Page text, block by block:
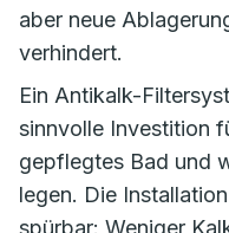
aber neue
verhindert.
Ein Antikalk-
sinnvolle Investition
gepflegtes Bad und
legen. Die
spürbar: Weniger